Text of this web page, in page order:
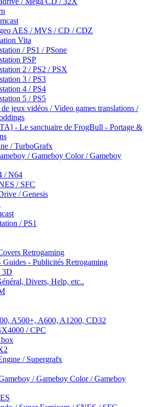
AES / MVS / CD / CDZ
Vita
/ PS1 / PSone
PSP
2 / PS2 / PSX
3 / PS3
4 / PS4
5 / PS5
jeux vidéos / Video games translations /
- Le sanctuaire de FrogBull - Portage &
/ TurboGrafx
/ Gameboy Color / Gameboy
/ N64
/ SFC
/ Genesis
/ PS1
Retrogaming
- Publicités Retrogaming
3D
Divers, Help, etc..
A500+, A600, A1200, CD32
/ CPC
/ Supergrafx
/ Gameboy Color / Gameboy